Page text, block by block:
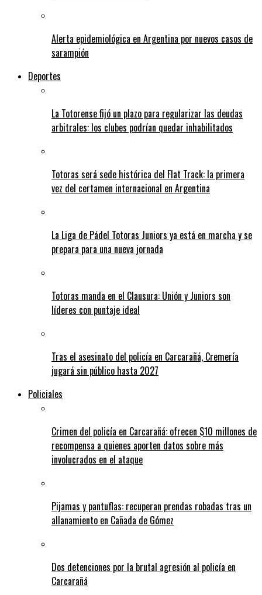
Alerta epidemiológica en Argentina por nuevos casos de
sarampión
Deportes
La Totorense fijó un plazo para regularizar las deudas
arbitrales: los clubes podrían quedar inhabilitados
Totoras será sede histórica del Flat Track: la primera
vez del certamen internacional en Argentina
La Liga de Pádel Totoras Juniors ya está en marcha y se
prepara para una nueva jornada
Totoras manda en el Clausura: Unión y Juniors son
líderes con puntaje ideal
Tras el asesinato del policía en Carcarañá, Cremería
jugará sin público hasta 2027
Policiales
Crimen del policía en Carcarañá: ofrecen $10 millones de
recompensa a quienes aporten datos sobre más
involucrados en el ataque
Pijamas y pantuflas: recuperan prendas robadas tras un
allanamiento en Cañada de Gómez
Dos detenciones por la brutal agresión al policía en
Carcarañá